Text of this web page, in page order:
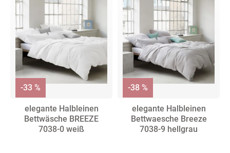
elegante Halbleinen
Bettwäsche BREEZE
7038-0 weiß
-33 %
elegante Halbleinen
Bettwaesche Breeze
7038-9 hellgrau
-38 %